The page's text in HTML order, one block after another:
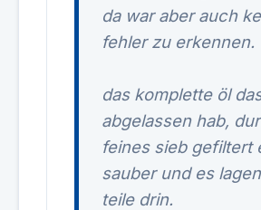
da war aber auch
fehler zu erkennen.
das komplette öl
abgelassen hab,
feines sieb gefiltert
sauber und es
teile drin.